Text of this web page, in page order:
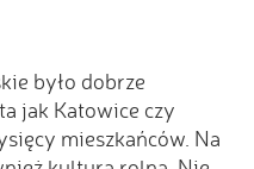
było dobrze
jak Katowice czy
mieszkańców. Na